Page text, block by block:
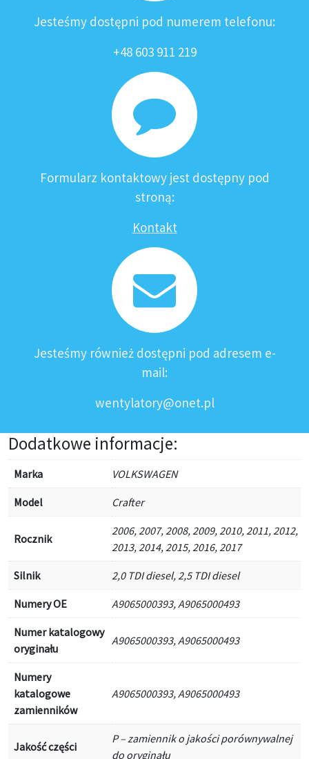
Jesteśmy dostępni pod numerem telefonu:
+48 603 911 219
Formularz kontaktowy jest dostępny pod
stroną:
Kontakt
Jesteśmy również dostępni pod adresem e-
mail:
wentylatory@onet.pl
Dodatkowe informacje:
Marka VOLKSWAGEN
Model Crafter
Rocznik
2006, 2007, 2008, 2009, 2010, 2011, 2012,
2013, 2014, 2015, 2016, 2017
Silnik 2,0 TDI diesel, 2,5 TDI diesel
Numery OE A9065000393, A9065000493
Numer katalogowy
oryginału
A9065000393, A9065000493
Numery
katalogowe
zamienników
A9065000393, A9065000493
Jakość części
P – zamiennik o jakości porównywalnej
do oryginału